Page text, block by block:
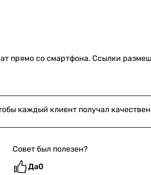
прямо со смартфона. Ссылки
каждый клиент получал
Совет был полезен?
Да0